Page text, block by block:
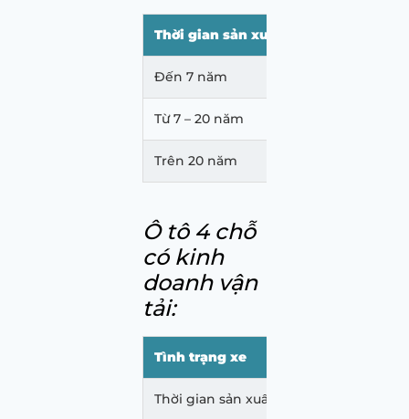
Thời gian sản xuất xe
Đến 7 năm
Từ 7 – 20 năm
Trên 20 năm
Ô tô 4 chỗ
có kinh
doanh vận
tải:
Tình trạng xe
Thời gian sản xuất xe đến 5 năm